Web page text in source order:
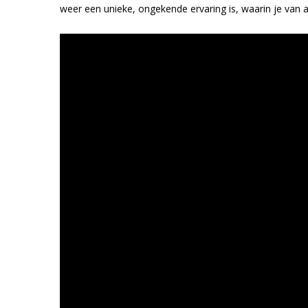
weer een unieke, ongekende ervaring is, waarin je van